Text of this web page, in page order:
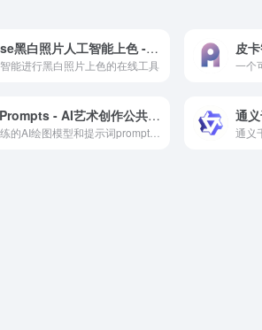
colourise黑白照片人工智能上色 - 免费在线上色服务
能进行黑白照片上色的在线工具
皮
Public Prompts - AI艺术创作公共提示库 通